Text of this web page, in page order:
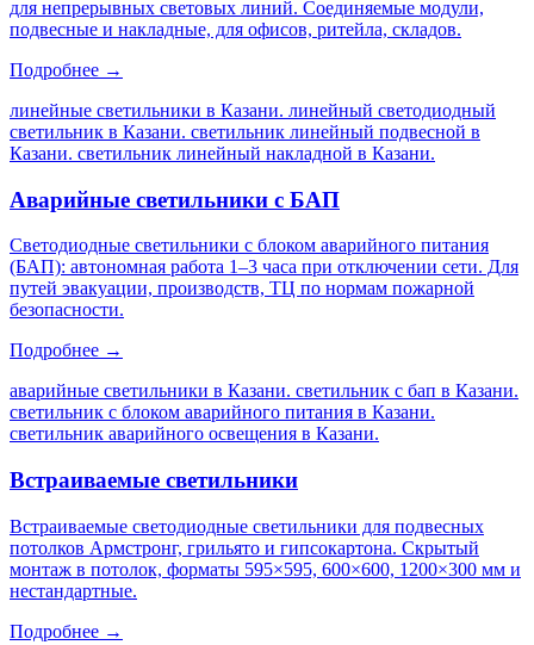
для непрерывных световых линий. Соединяемые модули,
подвесные и накладные, для офисов, ритейла, складов.
Подробнее →
линейные светильники в Казани. линейный светодиодный
светильник в Казани. светильник линейный подвесной в
Казани. светильник линейный накладной в Казани.
Аварийные светильники с БАП
Светодиодные светильники с блоком аварийного питания
(БАП): автономная работа 1–3 часа при отключении сети. Для
путей эвакуации, производств, ТЦ по нормам пожарной
безопасности.
Подробнее →
аварийные светильники в Казани. светильник с бап в Казани.
светильник с блоком аварийного питания в Казани.
светильник аварийного освещения в Казани.
Встраиваемые светильники
Встраиваемые светодиодные светильники для подвесных
потолков Армстронг, грильято и гипсокартона. Скрытый
монтаж в потолок, форматы 595×595, 600×600, 1200×300 мм и
нестандартные.
Подробнее →